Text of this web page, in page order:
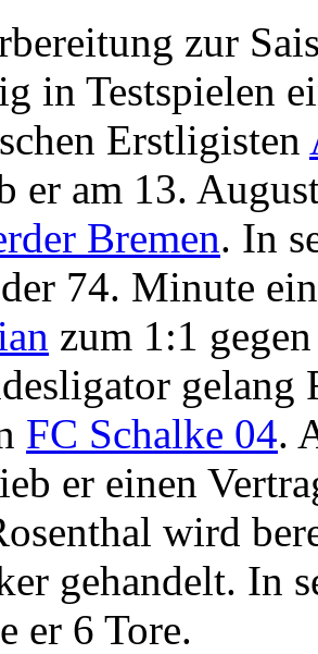
zur
in Testspielen
Erstligisten
er am 13.
Bremen. In
74. Minute
zum 1:1
gelang
FC Schalke 04.
er einen
wird
gehandelt. In
er 6 Tore.